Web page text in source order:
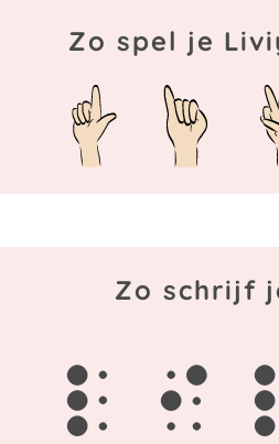
Zo spel je
Zo schrijf
l i